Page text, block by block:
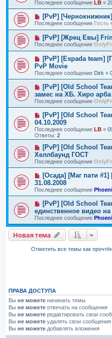
Последнее сообщение LB «
[PvP]
Последнее сообщение Гость
[PvP] [Жрец Евы]
Последнее сообщение
[PvP] [Espada team]
PvP Movie
Последнее сообщение Dirk «
[PvP] [Old School
замес на ХБ. Хиро арба
Последнее сообщение
[PvP] [Old School
04.10.2009
Последнее сообщение LB «
Ответы: 2
[PvP] [Old School
Хеллбаунд ГОСТ
Последнее сообщение
[Осада] [Маг пати
31.08.2008
Последнее сообщение
[PvP] [Old School
единственное видео
Последнее сообщение
Новая тема
Отметить все темы как
ПРАВА ДОСТУПА
Вы не можете начинать темы
Вы не можете отвечать на сообщения
Вы не можете редактировать свои
Вы не можете удалять свои сообщения
Вы не можете добавлять вложения